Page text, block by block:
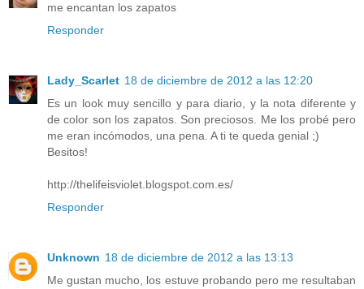
me encantan los zapatos
Responder
Lady_Scarlet 18 de diciembre de 2012 a las 12:20
Es un look muy sencillo y para diario, y la nota diferente y
de color son los zapatos. Son preciosos. Me los probé pero
me eran incómodos, una pena. A ti te queda genial ;)
Besitos!
http://thelifeisviolet.blogspot.com.es/
Responder
Unknown 18 de diciembre de 2012 a las 13:13
Me gustan mucho, los estuve probando pero me resultaban